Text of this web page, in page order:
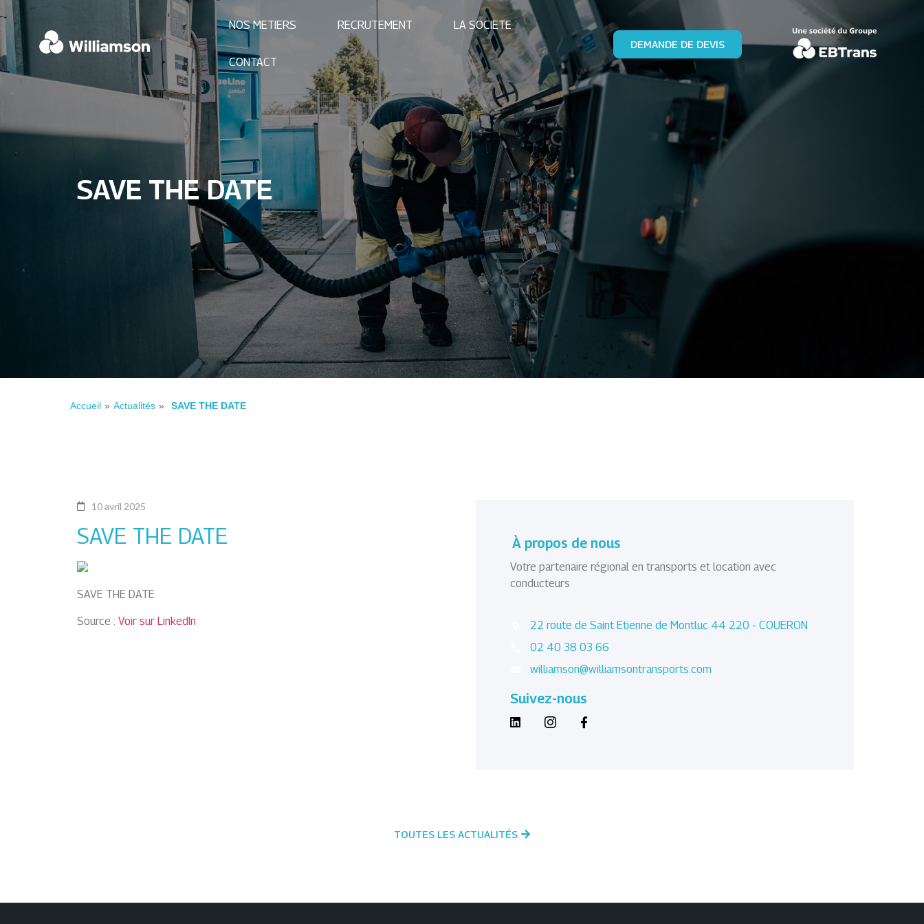
NOS METIERS RECRUTEMENT LA SOCIETE
CONTACT
DEMANDE DE DEVIS
SAVE THE DATE
Accueil » Actualités » SAVE THE DATE
10 avril 2025
SAVE THE DATE
SAVE THE DATE
Source : Voir sur LinkedIn
À propos de nous
Votre partenaire régional en transports et location avec
conducteurs
22 route de Saint Etienne de Montluc 44 220 - COUERON
02 40 38 03 66
williamson@williamsontransports.com
Suivez-nous
TOUTES LES ACTUALITÉS